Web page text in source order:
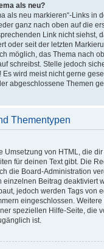
als neu?
als neu markieren“-Links in
ganz nach oben auf die
Link nicht siehst,
oder seit der letzten
möglich, das Thema nach
schreibst. Stelle jedoch
wird meist nicht gerne
abgeschlossene Themen
Thementypen
Umsetzung von HTML, die
für deinen Text gibt. Die
die Board-Administration
einzelnen Beitrag deaktiviert
jedoch werden Tags von
eingeschlossen.
speziellen Hilfe-Seite, die
ist.